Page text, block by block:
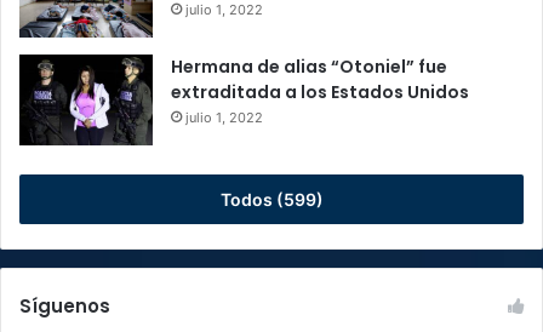
julio 1, 2022
Hermana de alias “Otoniel” fue
extraditada a los Estados Unidos
julio 1, 2022
Todos (599)
Síguenos